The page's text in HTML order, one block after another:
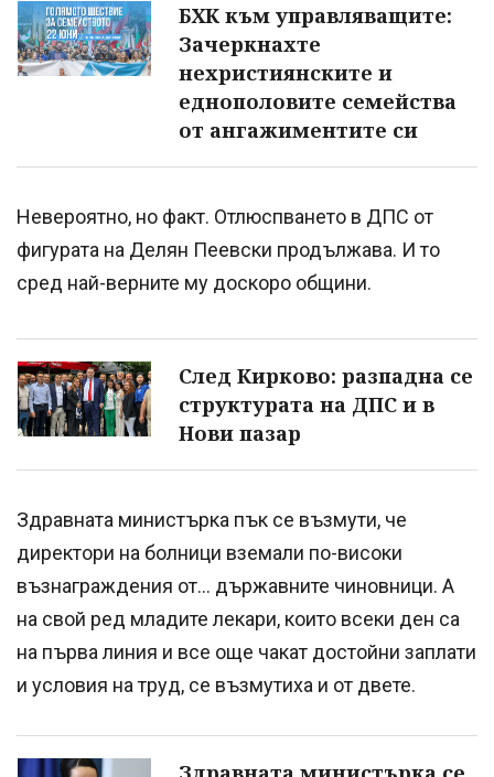
БХК към управляващите:
Зачеркнахте
нехристиянските и
еднополовите семейства
от ангажиментите си
Невероятно, но факт. Отлюспването в ДПС от
фигурата на Делян Пеевски продължава. И то
сред най-верните му доскоро общини.
След Кирково: разпадна се
структурата на ДПС и в
Нови пазар
Здравната министърка пък се възмути, че
директори на болници вземали по-високи
възнаграждения от... държавните чиновници. А
на свой ред младите лекари, които всеки ден са
на първа линия и все още чакат достойни заплати
и условия на труд, се възмутиха и от двете.